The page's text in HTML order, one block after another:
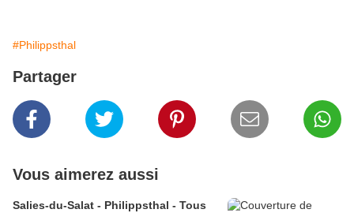
#Philippsthal
Partager
Vous aimerez aussi
Salies-du-Salat - Philippsthal - Tous